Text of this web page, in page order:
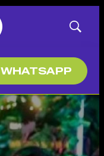
Mostrar
WHATSAPP